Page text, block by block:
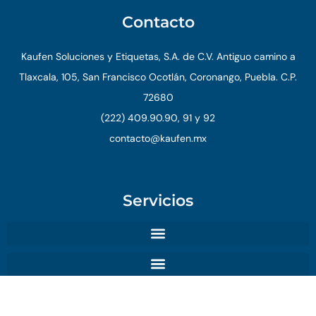
Contacto
Kaufen Soluciones y Etiquetas, S.A. de C.V. Antiguo camino a
Tlaxcala, 105, San Francisco Ocotlán, Coronango, Puebla. C.P.
72680
(222) 409.90.90, 91 y 92
contacto@kaufen.mx
Servicios